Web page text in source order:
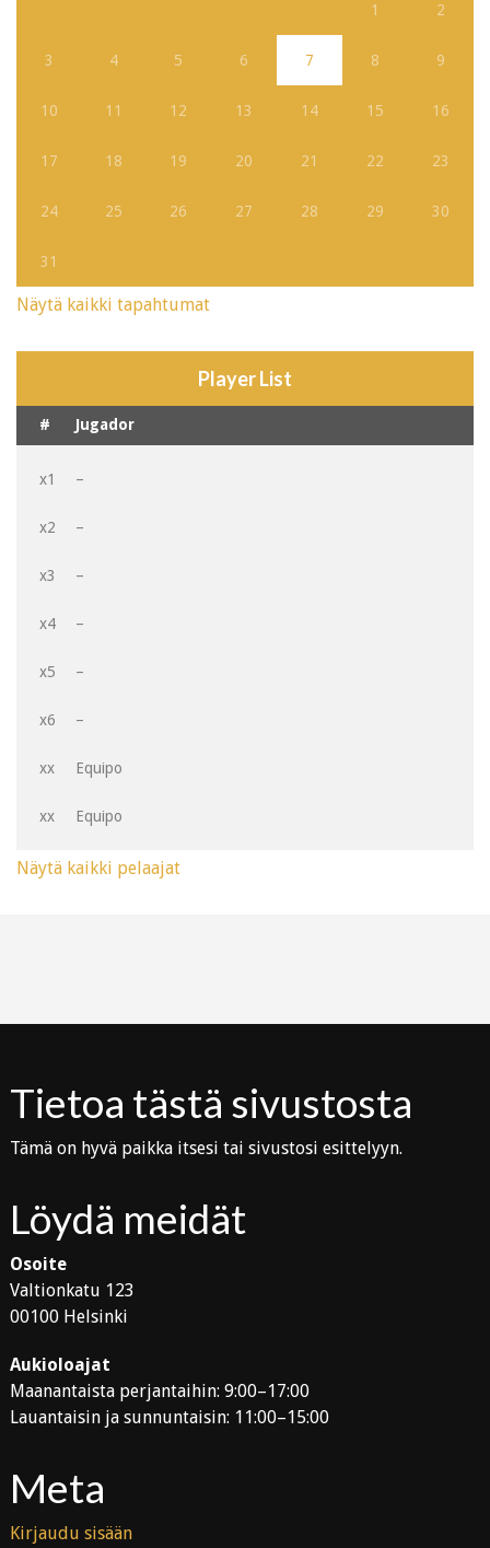
1 2
3 4 5 6 7 8 9
10 11 12 13 14 15 16
17 18 19 20 21 22 23
24 25 26 27 28 29 30
31
Näytä kaikki tapahtumat
Player List
# Jugador
x1 –
x2 –
x3 –
x4 –
x5 –
x6 –
xx Equipo
xx Equipo
Näytä kaikki pelaajat
Tietoa tästä sivustosta
Tämä on hyvä paikka itsesi tai sivustosi esittelyyn.
Löydä meidät
Osoite
Valtionkatu 123
00100 Helsinki
Aukioloajat
Maanantaista perjantaihin: 9:00–17:00
Lauantaisin ja sunnuntaisin: 11:00–15:00
Meta
Kirjaudu sisään